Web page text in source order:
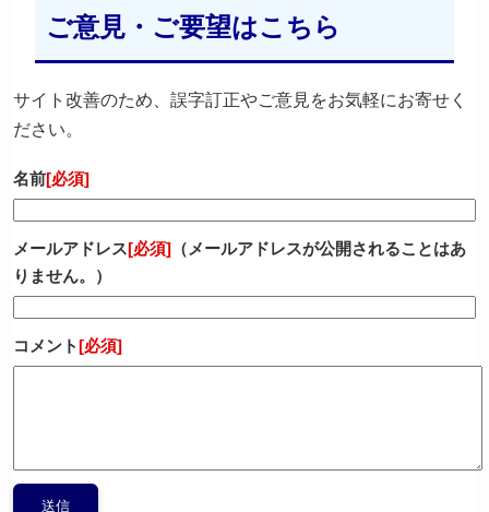
ご意見・ご要望はこちら
サイト改善のため、誤字訂正やご意見をお気軽にお寄せく
ださい。
名前[必須]
メールアドレス[必須] （メールアドレスが公開されることはあ
りません。）
コメント[必須]